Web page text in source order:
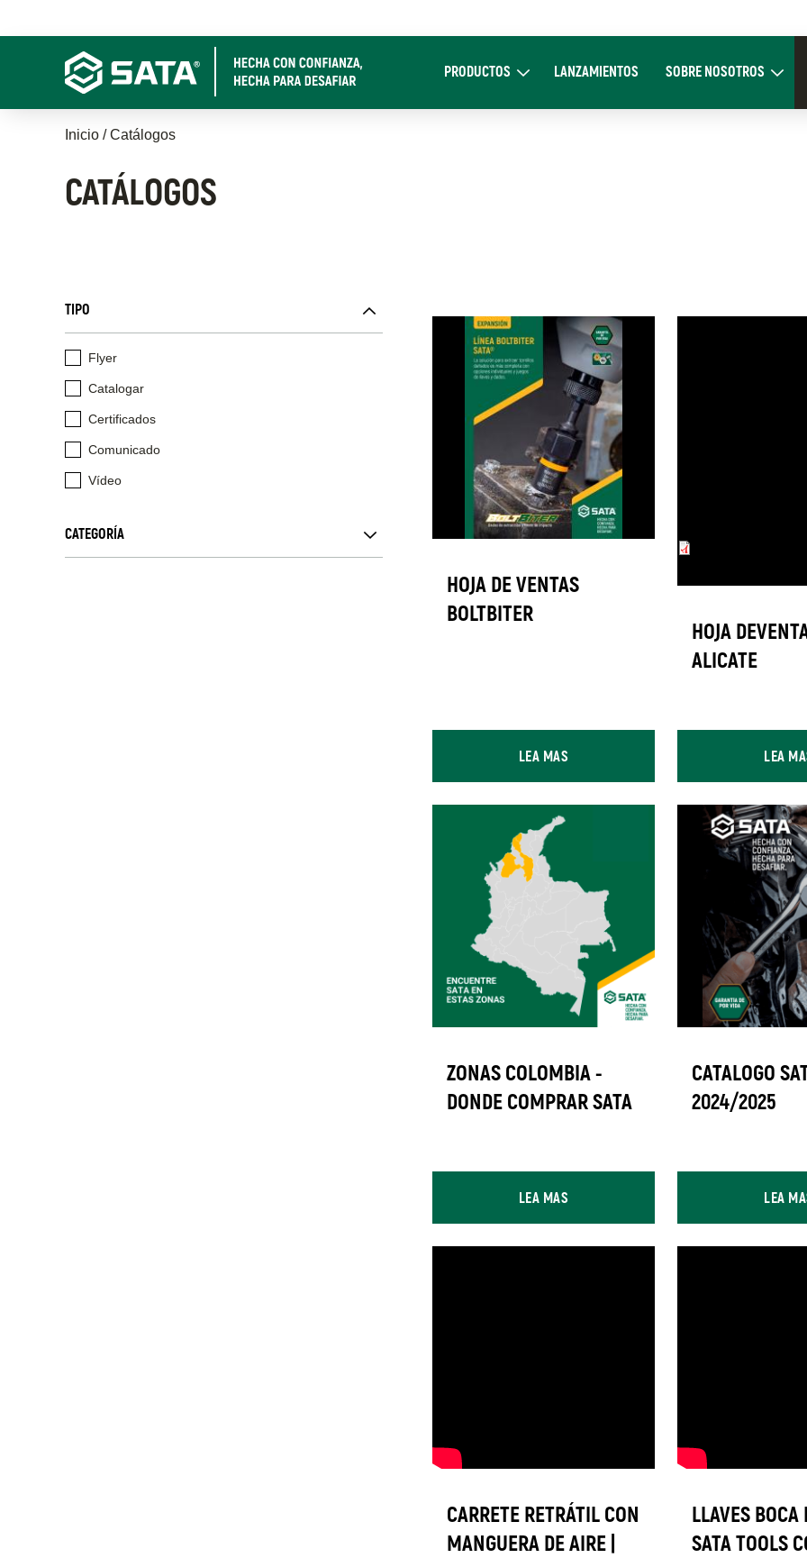
al
navigation
PRODUCTOSExpand ProductosLANZAMIENTOS SOBRE NOSOTROS
Expand Sobre
Sobrescribir
enlaces
de
la
navegación
Inicio Catálogos
CATÁLOGOS
TIPO
Flyer
Catalogar
Certificados
Comunicado
Vídeo
CATEGORÍA
HOJA DE VENTAS
BOLTBITER
LEA MAS
HOJA
ALICATE
LEA
ZONAS COLOMBIA -
DONDE COMPRAR SATA
LEA MAS
CATALOGO
2024/2025
LEA
CARRETE RETRÁTIL CON
MANGUERA DE AIRE |
LLAVES BOCA
SATA TOOLS